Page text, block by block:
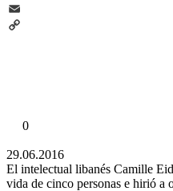
Telegram
Email
0
29.06.2016
El intelectual libanés Camille
vida de cinco personas e hirió a